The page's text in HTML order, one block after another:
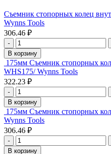
Съемник стопорных колец
Wynns Tools
306.46 ₽
-
В корзину
175мм Съемник стопорных
WНS175/ Wynns Tools
322.23 ₽
-
В корзину
175мм Съемник стопорных
Wynns Tools
306.46 ₽
-
В корзину